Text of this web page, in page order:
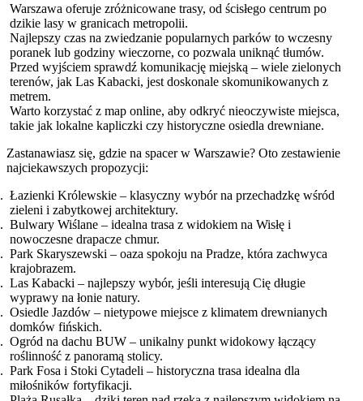
Warszawa oferuje zróżnicowane trasy, od ścisłego centrum po
dzikie lasy w granicach metropolii.
Najlepszy czas na zwiedzanie popularnych parków to wczesny
poranek lub godziny wieczorne, co pozwala uniknąć tłumów.
Przed wyjściem sprawdź komunikację miejską – wiele zielonych
terenów, jak Las Kabacki, jest doskonale skomunikowanych z
metrem.
Warto korzystać z map online, aby odkryć nieoczywiste miejsca,
takie jak lokalne kapliczki czy historyczne osiedla drewniane.
Zastanawiasz się, gdzie na spacer w Warszawie? Oto zestawienie
najciekawszych propozycji:
Łazienki Królewskie – klasyczny wybór na przechadzkę wśród
zieleni i zabytkowej architektury.
Bulwary Wiślane – idealna trasa z widokiem na Wisłę i
nowoczesne drapacze chmur.
Park Skaryszewski – oaza spokoju na Pradze, która zachwyca
krajobrazem.
Las Kabacki – najlepszy wybór, jeśli interesują Cię długie
wyprawy na łonie natury.
Osiedle Jazdów – nietypowe miejsce z klimatem drewnianych
domków fińskich.
Ogród na dachu BUW – unikalny punkt widokowy łączący
roślinność z panoramą stolicy.
Park Fosa i Stoki Cytadeli – historyczna trasa idealna dla
miłośników fortyfikacji.